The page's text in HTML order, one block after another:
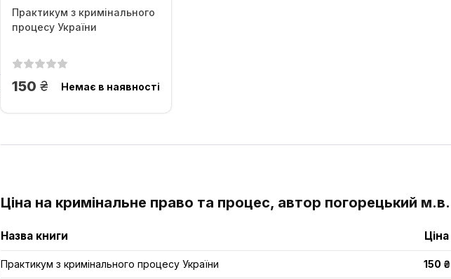
Практикум з кримінального
процесу України
150 грн.Немає в наявності
Ціна на кримінальне право та процес, автор погорецький м.в.
Назва книги Ціна
Практикум з кримінального процесу України 150 ₴